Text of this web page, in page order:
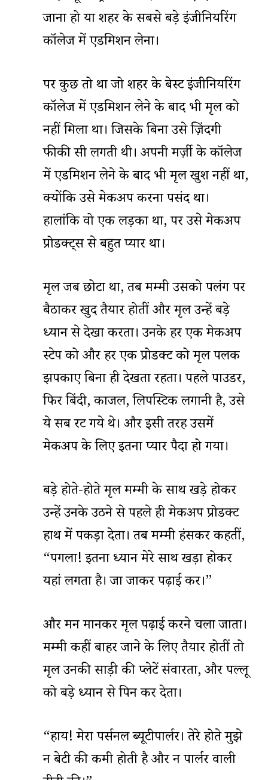
जाना हो या शहर के सबसे बड़े इंजीनियरिंग
कॉलेज में एडमिशन लेना।
पर कुछ तो था जो शहर के बेस्ट इंजीनियरिंग
कॉलेज में एडमिशन लेने के बाद भी मृदुल को
नहीं मिला था। जिसके बिना उसे ज़िंदगी
फीकी सी लगती थी। अपनी मर्ज़ी के कॉलेज
में एडमिशन लेने के बाद भी मृदुल खुश नहीं था,
क्योंकि उसे मेकअप करना पसंद था।
हालांकि वो एक लड़का था, पर उसे मेकअप
प्रोडक्ट्स से बहुत प्यार था।
मृदुल जब छोटा था, तब मम्मी उसको पलंग पर
बैठाकर खुद तैयार होतीं और मृदुल उन्हें बड़े
ध्यान से देखा करता। उनके हर एक मेकअप
स्टेप को और हर एक प्रोडक्ट को मृदुल पलक
झपकाए बिना ही देखता रहता। पहले पाउडर,
फिर बिंदी, काजल, लिपस्टिक लगानी है, उसे
ये सब रट गये थे। और इसी तरह उसमें
मेकअप के लिए इतना प्यार पैदा हो गया।
बड़े होते-होते मृदुल मम्मी के साथ खड़े होकर
उन्हें उनके उठने से पहले ही मेकअप प्रोडक्ट
हाथ में पकड़ा देता। तब मम्मी हंसकर कहतीं,
“पगला! इतना ध्यान मेरे साथ खड़ा होकर
यहां लगता है। जा जाकर पढ़ाई कर।”
और मन मानकर मृदुल पढ़ाई करने चला जाता।
मम्मी कहीं बाहर जाने के लिए तैयार होतीं तो
मृदुल उनकी साड़ी की प्लेटें संवारता, और पल्लू
को बड़े ध्यान से पिन कर देता।
“हाय! मेरा पर्सनल ब्यूटीपार्लर। तेरे होते मुझे
न बेटी की कमी होती है और न पार्लर वाली